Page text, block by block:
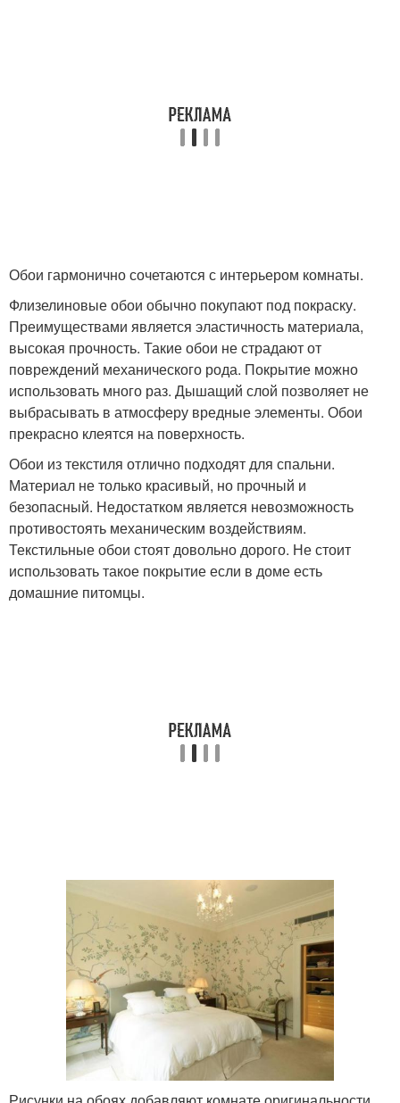
Обои гармонично сочетаются с интерьером комнаты.
Флизелиновые обои обычно покупают под покраску.
Преимуществами является эластичность материала,
высокая прочность. Такие обои не страдают от
повреждений механического рода. Покрытие можно
использовать много раз. Дышащий слой позволяет не
выбрасывать в атмосферу вредные элементы. Обои
прекрасно клеятся на поверхность.
Обои из текстиля отлично подходят для спальни.
Материал не только красивый, но прочный и
безопасный. Недостатком является невозможность
противостоять механическим воздействиям.
Текстильные обои стоят довольно дорого. Не стоит
использовать такое покрытие если в доме есть
домашние питомцы.